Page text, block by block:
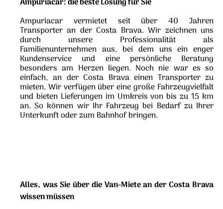
Ampuriacar: die beste Lösung für Sie
Ampuriacar vermietet seit über 40 Jahren
Transporter an der Costa Brava. Wir zeichnen uns
durch unsere Professionalität als
Familienunternehmen aus, bei dem uns ein enger
Kundenservice und eine persönliche Beratung
besonders am Herzen liegen. Noch nie war es so
einfach, an der Costa Brava einen Transporter zu
mieten. Wir verfügen über eine große Fahrzeugvielfalt
und bieten Lieferungen im Umkreis von bis zu 15 km
an. So können wir Ihr Fahrzeug bei Bedarf zu Ihrer
Unterkunft oder zum Bahnhof bringen.
Alles, was Sie über die Van-Miete an der Costa Brava
wissen müssen